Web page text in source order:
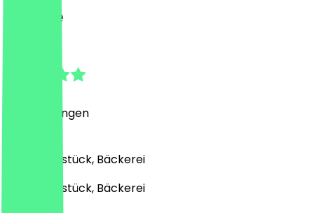
Allee
Bewertungen
Café, Frühstück, Bäckerei
Café, Frühstück, Bäckerei